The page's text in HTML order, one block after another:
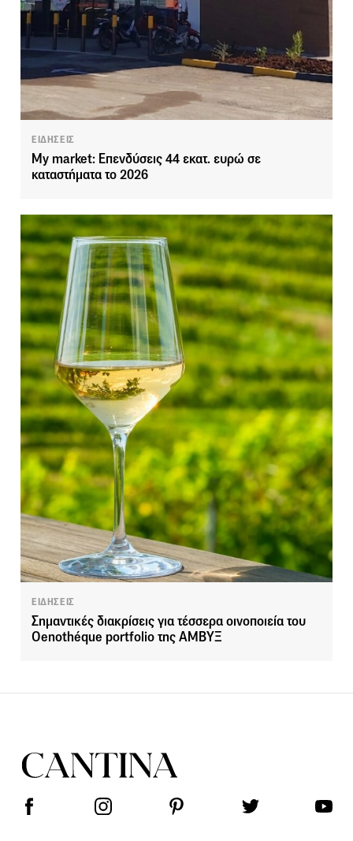
ΕΙΔΗΣΕΙΣ
My market: Επενδύσεις 44 εκατ. ευρώ σε
καταστήματα το 2026
ΕΙΔΗΣΕΙΣ
Σημαντικές διακρίσεις για τέσσερα οινοποιεία του
Oenothéque portfolio της ΑΜΒΥΞ